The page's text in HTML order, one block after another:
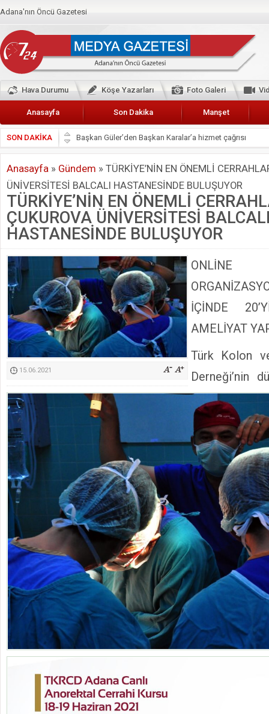
Adana'nın Öncü Gazetesi
Hava Durumu Köşe Yazarları Foto Galeri
Anasayfa Son Dakika Manşet
SON DAKİKA
Başkan Güler’den Başkan Karalar’a hizmet çağrısı
Lokantacılar ve Kebapçılar Esnaf Odası Başkanı Şefik
Hak-İş Abdurrahman Yücel
HDP İL BİNASININ ÖNÜNDE ANNELER TARİH
CEYHAN TİCARET ODASI
Hainler emellerine asla erişemeyecekler
BÖLGEMİZ ÇUKUROVA’DA 2019 YILI PAMUK
İyi Parti Yüreğir İlçe Başkanı Enis Akyürek
Kimyasallardan Koruma Derneği Başkanı Cennet Çelik
Anasayfa » Gündem » TÜRKİYE’NİN EN ÖNEMLİ
ÜNİVERSİTESİ BALCALI HASTANESİNDE BULUŞUYOR
TÜRKİYE’NİN EN ÖNEMLİ
ÇUKUROVA ÜNİVERSİTESİ
HASTANESİNDE BULUŞUYOR
15.06.2021
ONLİNE
İÇİNDE
AMELİYAT
Türk Kolon
Derneği’nin